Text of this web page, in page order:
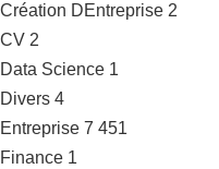
Création DEntreprise 2
CV 2
Data Science 1
Divers 4
Entreprise 7 451
Finance 1